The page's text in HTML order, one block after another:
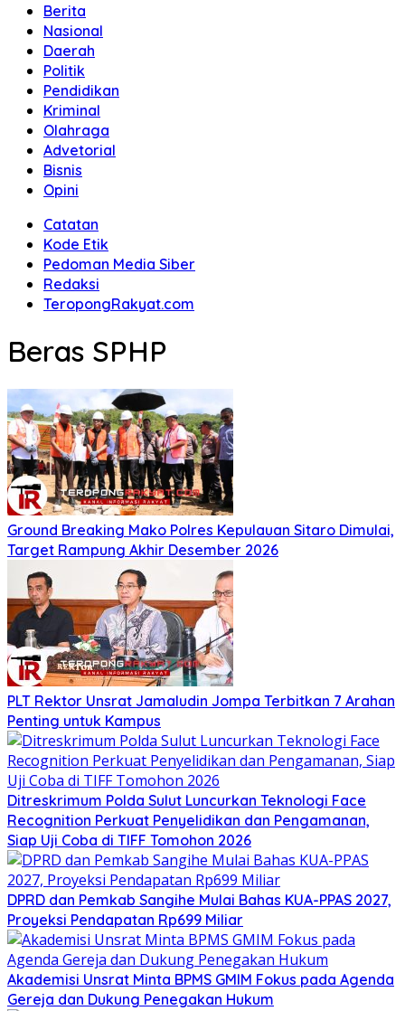
Berita
Nasional
Daerah
Politik
Pendidikan
Kriminal
Olahraga
Advetorial
Bisnis
Opini
Catatan
Kode Etik
Pedoman Media Siber
Redaksi
TeropongRakyat.com
Beras SPHP
Ground Breaking Mako Polres Kepulauan Sitaro Dimulai,
Target Rampung Akhir Desember 2026
​PLT Rektor Unsrat Jamaludin Jompa Terbitkan 7 Arahan
Penting untuk Kampus
Ditreskrimum Polda Sulut Luncurkan Teknologi Face
Recognition Perkuat Penyelidikan dan Pengamanan,
Siap Uji Coba di TIFF Tomohon 2026
DPRD dan Pemkab Sangihe Mulai Bahas KUA-PPAS 2027,
Proyeksi Pendapatan Rp699 Miliar
Akademisi Unsrat Minta BPMS GMIM Fokus pada Agenda
Gereja dan Dukung Penegakan Hukum